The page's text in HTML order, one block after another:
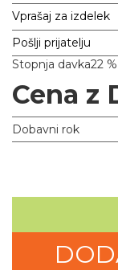
Vprašaj za izdelek
Pošlji prijatelju
Stopnja davka22 %
Cena z
Dobavni rok